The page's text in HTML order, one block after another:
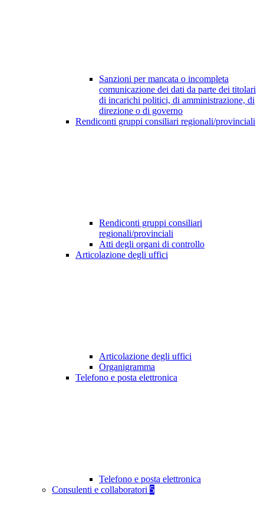
Sanzioni per mancata o incompleta
comunicazione dei dati da parte dei titolari
di incarichi politici, di amministrazione, di
direzione o di governo
Rendiconti gruppi consiliari regionali/provinciali
Rendiconti gruppi consiliari
regionali/provinciali
Atti degli organi di controllo
Articolazione degli uffici
Articolazione degli uffici
Organigramma
Telefono e posta elettronica
Telefono e posta elettronica
Consulenti e collaboratori 5